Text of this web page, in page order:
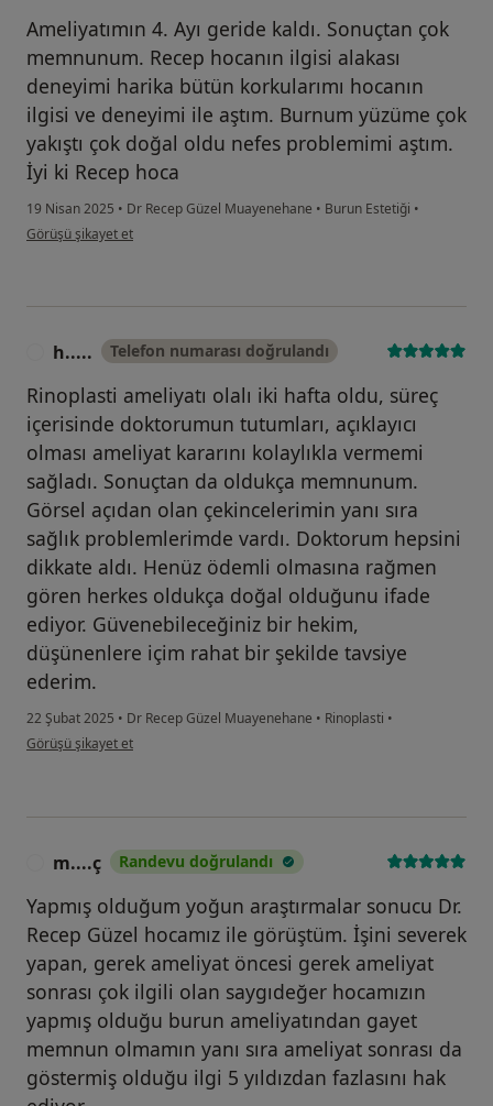
Ameliyatımın 4. Ayı geride kaldı. Sonuçtan çok
memnunum. Recep hocanın ilgisi alakası
deneyimi harika bütün korkularımı hocanın
ilgisi ve deneyimi ile aştım. Burnum yüzüme çok
yakıştı çok doğal oldu nefes problemimi aştım.
İyi ki Recep hoca
19 Nisan 2025 • Dr Recep Güzel Muayenehane • Burun Estetiği •
kullanıcının görüşüne göre ya...t
Görüşü şikayet et
h..... Telefon numarası doğrulandı
Rinoplasti ameliyatı olalı iki hafta oldu, süreç
içerisinde doktorumun tutumları, açıklayıcı
olması ameliyat kararını kolaylıkla vermemi
sağladı. Sonuçtan da oldukça memnunum.
Görsel açıdan olan çekincelerimin yanı sıra
sağlık problemlerimde vardı. Doktorum hepsini
dikkate aldı. Henüz ödemli olmasına rağmen
gören herkes oldukça doğal olduğunu ifade
ediyor. Güvenebileceğiniz bir hekim,
düşünenlere içim rahat bir şekilde tavsiye
ederim.
22 Şubat 2025 • Dr Recep Güzel Muayenehane • Rinoplasti •
kullanıcının görüşüne göre h.....
Görüşü şikayet et
m....ç Randevu doğrulandı
Yapmış olduğum yoğun araştırmalar sonucu Dr.
Recep Güzel hocamız ile görüştüm. İşini severek
yapan, gerek ameliyat öncesi gerek ameliyat
sonrası çok ilgili olan saygıdeğer hocamızın
yapmış olduğu burun ameliyatından gayet
memnun olmamın yanı sıra ameliyat sonrası da
göstermiş olduğu ilgi 5 yıldızdan fazlasını hak